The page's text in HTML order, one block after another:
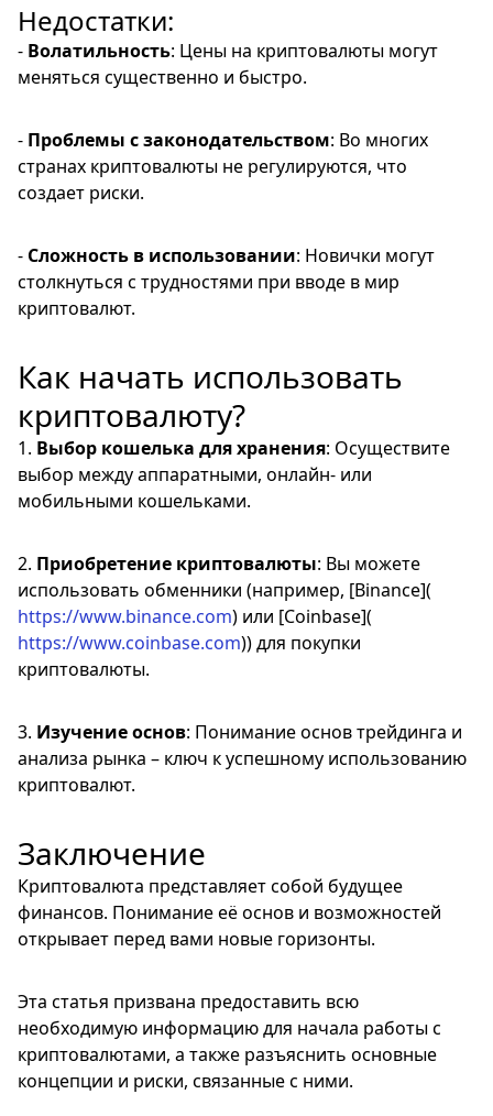
Недостатки:
- Волатильность: Цены на криптовалюты могут
меняться существенно и быстро.
- Проблемы с законодательством: Во многих
странах криптовалюты не регулируются, что
создает риски.
- Сложность в использовании: Новички могут
столкнуться с трудностями при вводе в мир
криптовалют.
Как начать использовать
криптовалюту?
1. Выбор кошелька для хранения: Осуществите
выбор между аппаратными, онлайн- или
мобильными кошельками.
2. Приобретение криптовалюты: Вы можете
использовать обменники (например, [Binance](
https://www.binance.com) или [Coinbase](
https://www.coinbase.com)) для покупки
криптовалюты.
3. Изучение основ: Понимание основ трейдинга и
анализа рынка – ключ к успешному использованию
криптовалют.
Заключение
Криптовалюта представляет собой будущее
финансов. Понимание её основ и возможностей
открывает перед вами новые горизонты.
Эта статья призвана предоставить всю
необходимую информацию для начала работы с
криптовалютами, а также разъяснить основные
концепции и риски, связанные с ними.